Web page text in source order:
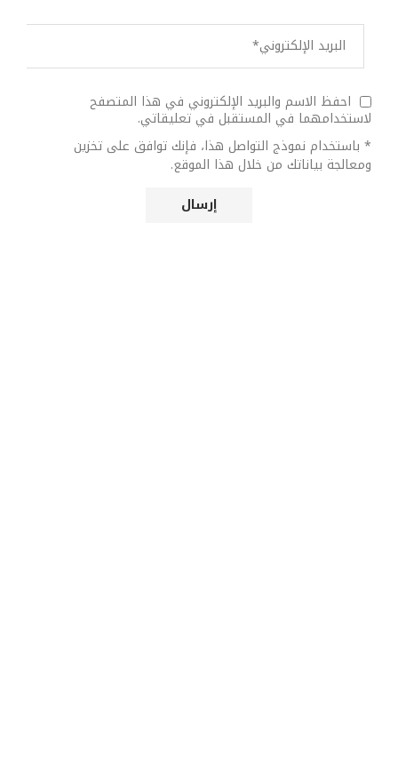
احفظ الاسم والبريد الإلكتروني في هذا المتصفح
لاستخدامهما في المستقبل في تعليقاتي.
* باستخدام نموذج التواصل هذا، فإنك توافق على تخزين
ومعالجة بياناتك من خلال هذا الموقع.